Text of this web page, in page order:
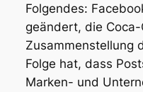
Folgendes:
geändert, die
Zusammenstellung
Folge hat, dass
Marken- und